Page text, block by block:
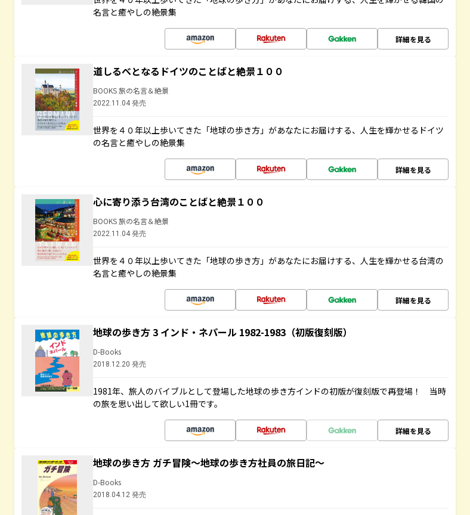
名言と癒やしの絶景集
詳細を見る
道しるべとなるドイツのことばと絶景１００
BOOKS 旅の名言＆絶景
2022.11.04 発売
世界を４０年以上歩いてきた「地球の歩き方」があなたにお届けする、人生を輝かせるドイツ
の名言と癒やしの絶景集
詳細を見る
心に寄り添う台湾のことばと絶景１００
BOOKS 旅の名言＆絶景
2022.11.04 発売
世界を４０年以上歩いてきた「地球の歩き方」があなたにお届けする、人生を輝かせる台湾の
名言と癒やしの絶景集
詳細を見る
地球の歩き方 3 インド・ネパール 1982-1983（初版復刻版）
D-Books
2018.12.20 発売
1981年、旅人のバイブルとして登場した地球の歩き方インドの初版が復刻版で再登場！ 当時
の旅を思い出して欲しい1冊です。
詳細を見る
地球の歩き方 ガチ冒険～地球の歩き方社員の旅日記～
D-Books
2018.04.12 発売